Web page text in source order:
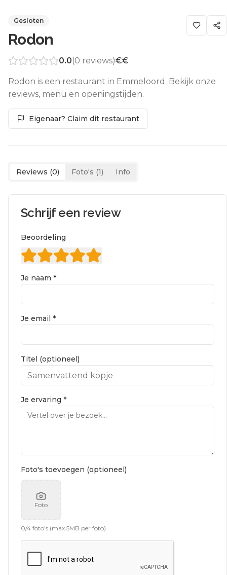
Gesloten
Rodon
0.0(0 reviews)€€
Rodon is een restaurant in Emmeloord. Bekijk onze
reviews, menu en openingstijden.
Eigenaar? Claim dit restaurant
Reviews (0) Foto's (1) Info
Schrijf een review
Beoordeling
Je naam *
Je email *
Titel (optioneel)
Je ervaring *
Foto's toevoegen (optioneel)
Foto
0/4 foto's (max 5MB per foto)